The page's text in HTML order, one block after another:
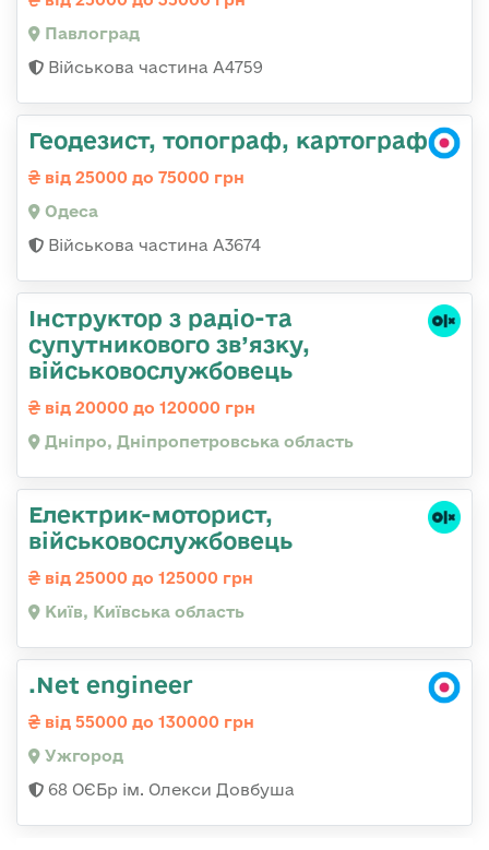
Павлоград
Військова частина А4759
Геодезист, топограф, картограф
від 25000 до 75000 грн
Одеса
Військова частина А3674
Інструктор з радіо-та
супутникового зв’язку,
військовослужбовець
від 20000 до 120000 грн
Дніпро, Дніпропетровська область
Електрик-моторист,
військовослужбовець
від 25000 до 125000 грн
Київ, Київська область
.Net engineer
від 55000 до 130000 грн
Ужгород
68 ОЄБр ім. Олекси Довбуша